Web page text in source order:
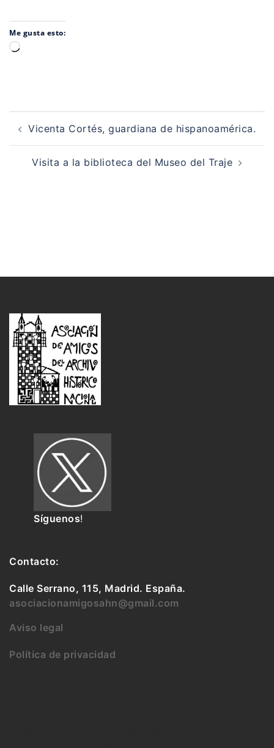
Me gusta esto:
Cargando...
Navegación
de
entradas
Vicenta Cortés, guardiana de hispanoamérica.
Visita a la biblioteca del Museo del Traje
Síguenos!
Contacto:
Calle Serrano, 115, Madrid. España.
asociacionamigosahn@gmail.com
Aviso legal
Política de privacidad